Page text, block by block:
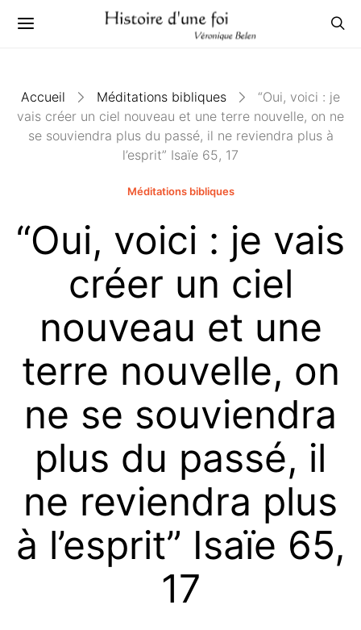
Accueil Méditations bibliques
“Oui, voici : je
vais créer un ciel nouveau et une terre nouvelle, on ne
se souviendra plus du passé, il ne reviendra plus à
l’esprit” Isaïe 65, 17
Méditations bibliques
“Oui, voici : je vais
créer un ciel
nouveau et une
terre nouvelle, on
ne se souviendra
plus du passé, il
ne reviendra plus
à l’esprit” Isaïe 65,
17